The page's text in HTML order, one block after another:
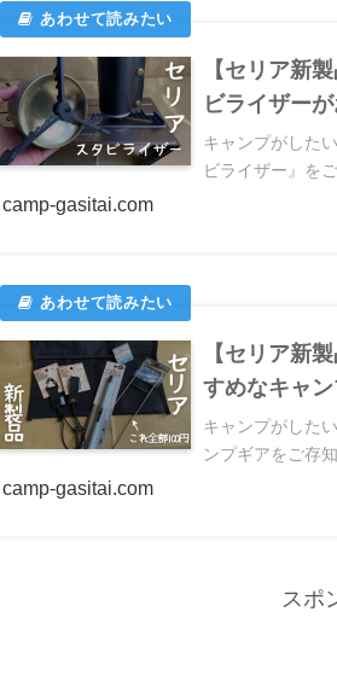
【セリア新
ビライザー
キャンプがした
ビライザー』を
camp-gasitai.com
【セリア新
すめなキャ
キャンプがした
ンプギアをご存
camp-gasitai.com
スポ